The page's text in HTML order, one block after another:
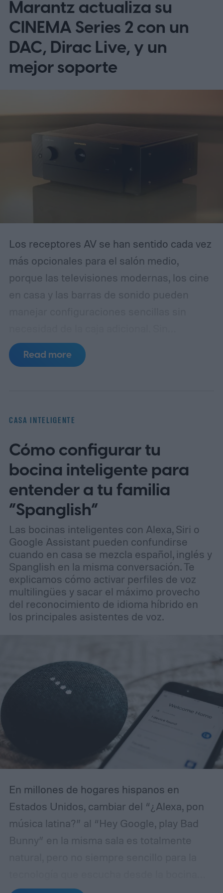
Marantz actualiza su
CINEMA Series 2 con un
DAC, Dirac Live, y un
mejor soporte
Los receptores AV se han sentido cada vez
más opcionales para el salón medio,
porque las televisiones modernas, los cine
en casa y las barras de sonido pueden
embargo, la última gama CINEMA Series 2
de Marantz te obliga a prestar atención a
para atraer tanto a entusiastas como a
profesionales.
Read more
CASA INTELIGENTE
Cómo configurar tu
bocina inteligente para
entender a tu familia
“Spanglish”
Las bocinas inteligentes con Alexa, Siri o
Google Assistant pueden confundirse
cuando en casa se mezcla español, inglés y
Spanglish en la misma conversación. Te
explicamos cómo activar perfiles de voz
multilingües y sacar el máximo provecho
del reconocimiento de idioma híbrido en
los principales asistentes de voz.
En millones de hogares hispanos en
Estados Unidos, cambiar del “¿Alexa, pon
música latina?” al “Hey Google, play Bad
Bunny” en la misma sala es totalmente